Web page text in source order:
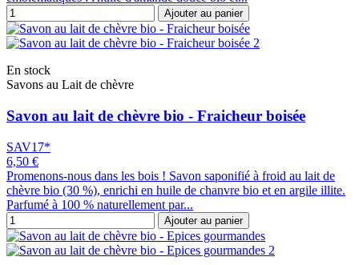
Ajouter au panier
En stock
Savons au Lait de chèvre
Savon au lait de chèvre bio - Fraicheur boisée
SAV17*
6,50 €
Promenons-nous dans les bois ! Savon saponifié à froid au lait de
chèvre bio (30 %), enrichi en huile de chanvre bio et en argile illite.
Parfumé à 100 % naturellement par...
Ajouter au panier